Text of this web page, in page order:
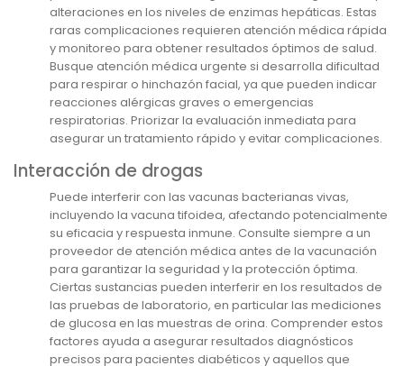
alteraciones en los niveles de enzimas hepáticas. Estas
raras complicaciones requieren atención médica rápida
y monitoreo para obtener resultados óptimos de salud.
Busque atención médica urgente si desarrolla dificultad
para respirar o hinchazón facial, ya que pueden indicar
reacciones alérgicas graves o emergencias
respiratorias. Priorizar la evaluación inmediata para
asegurar un tratamiento rápido y evitar complicaciones.
Interacción de drogas
Puede interferir con las vacunas bacterianas vivas,
incluyendo la vacuna tifoidea, afectando potencialmente
su eficacia y respuesta inmune. Consulte siempre a un
proveedor de atención médica antes de la vacunación
para garantizar la seguridad y la protección óptima.
Ciertas sustancias pueden interferir en los resultados de
las pruebas de laboratorio, en particular las mediciones
de glucosa en las muestras de orina. Comprender estos
factores ayuda a asegurar resultados diagnósticos
precisos para pacientes diabéticos y aquellos que